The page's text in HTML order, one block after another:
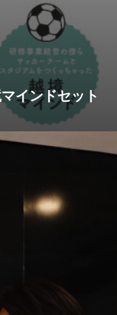
インドセット